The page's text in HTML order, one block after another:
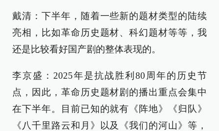
戴清：下半年，随着一些新的题材类型的陆续
亮相，比如革命历史题材、科幻题材等等，我
还是比较看好国产剧的整体表现的。
李京盛：2025年是抗战胜利80周年的历史节
点，因此，革命历史题材剧的播出重点会集中
在下半年。目前已知的就有《阵地》《归队》
《八千里路云和月》以及《我们的河山》等，